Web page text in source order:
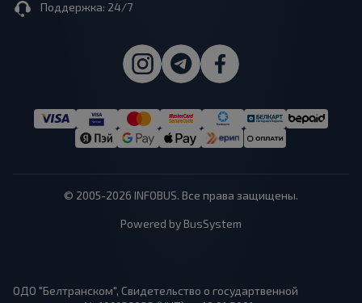
Поддержка: 24/7
© 2005-2026 INFOBUS. Все права защищены.
Powered by BusSystem
ОДО "Белтранском", Свидетельство о государтвенной